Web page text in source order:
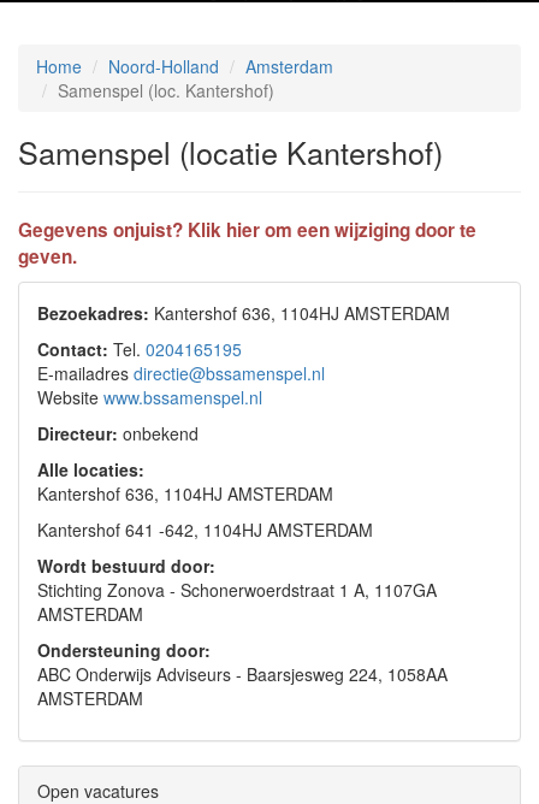
Home Noord-Holland
Amsterdam
Samenspel (loc. Kantershof)
Samenspel (locatie Kantershof)
Gegevens onjuist? Klik hier om een wijziging door te
geven.
Bezoekadres: Kantershof 636, 1104HJ AMSTERDAM
Contact: Tel. 0204165195
E-mailadres directie@bssamenspel.nl
Website www.bssamenspel.nl
Directeur: onbekend
Alle locaties:
Kantershof 636, 1104HJ AMSTERDAM
Kantershof 641 -642, 1104HJ AMSTERDAM
Wordt bestuurd door:
Stichting Zonova - Schonerwoerdstraat 1 A, 1107GA
AMSTERDAM
Ondersteuning door:
ABC Onderwijs Adviseurs - Baarsjesweg 224, 1058AA
AMSTERDAM
Open vacatures